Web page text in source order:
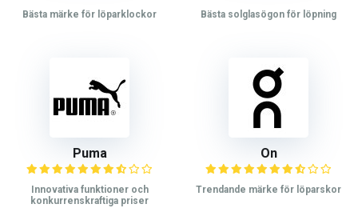
Bästa märke för löparklockor Bästa solglasögon för löpning
Puma
Innovativa funktioner och
konkurrenskraftiga priser
On
Trendande märke för löparskor